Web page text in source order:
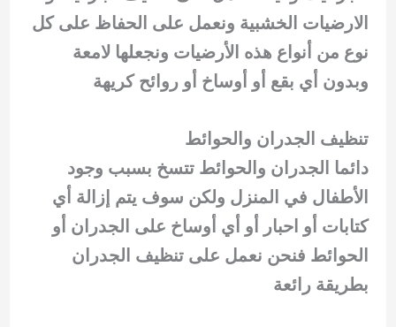
الارضيات الخشبية ونعمل على الحفاظ على كل
نوع من أنواع هذه الأرضيات ونجعلها لامعة
وبدون أي بقع أو أوساخ أو روائح كريهة
تنظيف الجدران والحوائط
دائما الجدران والحوائط تتسخ بسبب وجود
الأطفال في المنزل ولكن سوف يتم إزالة أي
كتابات أو احبار أو أي أوساخ على الجدران أو
الحوائط فنحن نعمل على تنظيف الجدران
بطريقة رائعة